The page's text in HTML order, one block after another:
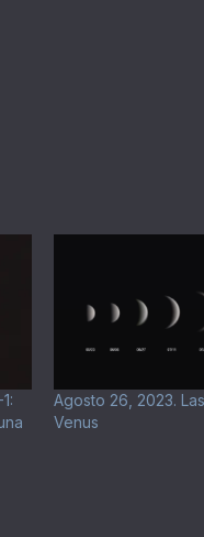
Agosto 26, 2023.
Venus